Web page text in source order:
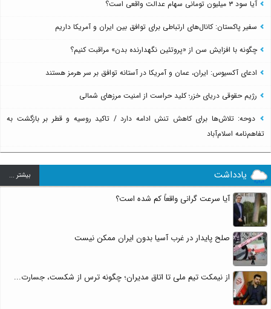
آیا سود ۳ میلیون تومانی سهام عدالت واقعی است؟
سفیر پاکستان: کانال‌های ارتباطی برای توافق بین ایران و آمریکا داریم
چگونه با افزایش سن از «پروتئین نگهدارنده بدن» مراقبت کنیم؟
ادعای آکسیوس: ایران، عمان و آمریکا در آستانه توافق بر سر هرمز هستند
رژیم حقوقی دریای خزر؛ کلید حراست از امنیت مرزهای شمالی
دوحه: تلاش‌ها برای کاهش تنش ادامه دارد / تاکید روسیه و قطر بر بازگشت به
تفاهم‌نامه اسلام‌آباد
یادداشت بيشتر ...
آیا سرعت گرانی واقعاً کم شده است؟
صلح پایدار در غرب آسیا بدون ایران ممکن نیست
از نیمکت تیم ملی تا اتاق مدیران؛ چگونه ترس از شکست، جسارت...